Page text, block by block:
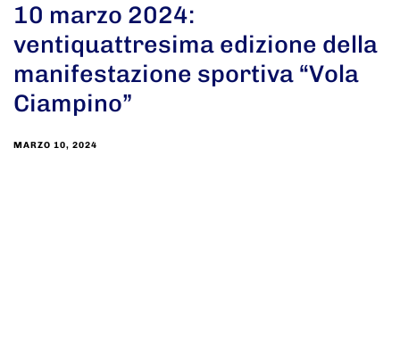
10 marzo 2024:
ventiquattresima edizione della
manifestazione sportiva “Vola
Ciampino”
MARZO 10, 2024